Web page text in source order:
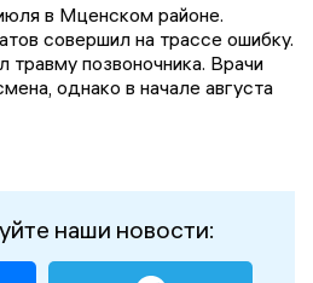
в Мценском районе.
совершил на трассе ошибку.
травму позвоночника. Врачи
однако в начале августа
наши новости: